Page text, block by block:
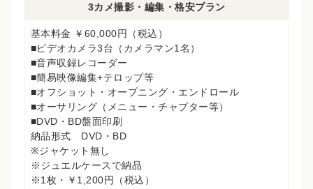
3カメ撮影・編集・格安プラン
基本料金 ￥60,000円（税込）
■ビデオカメラ3台（カメラマン1名）
■音声収録レコーダー
■簡易映像編集+テロップ等
■オフショット・オープニング・エンドロール
■オーサリング（メニュー・チャプター等）
■DVD・BD盤面印刷
納品形式 DVD・BD
※ジャケット無し
※ジュエルケースで納品
※1枚・￥1,200円（税込）